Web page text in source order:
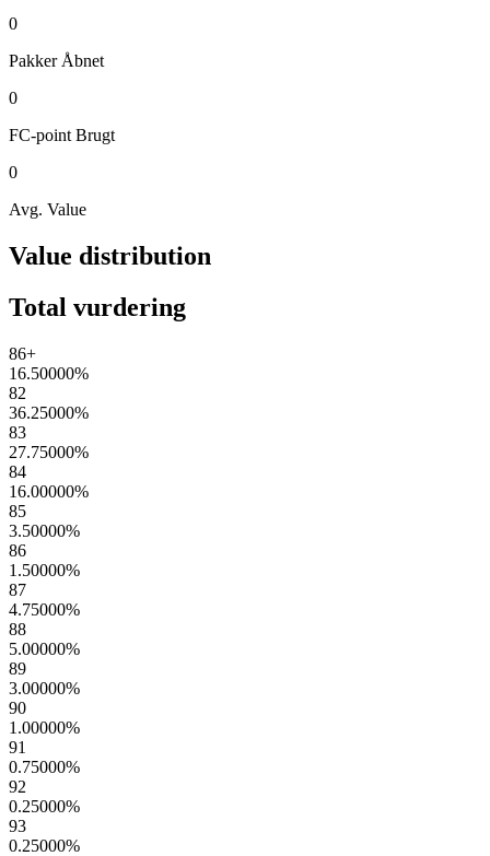
0
Pakker Åbnet
0
FC-point Brugt
0
Avg. Value
Value distribution
Total vurdering
86+
16.50000%
82
36.25000%
83
27.75000%
84
16.00000%
85
3.50000%
86
1.50000%
87
4.75000%
88
5.00000%
89
3.00000%
90
1.00000%
91
0.75000%
92
0.25000%
93
0.25000%